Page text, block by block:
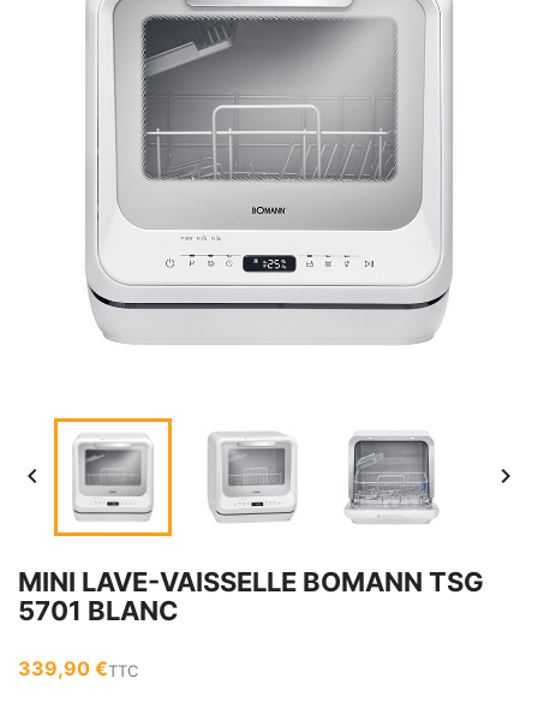
 
MINI LAVE-VAISSELLE BOMANN TSG
5701 BLANC
339,90 €TTC